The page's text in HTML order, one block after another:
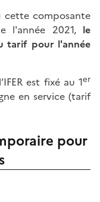
composante
l'année 2021, le
tarif pour l'année
est fixé au 1er
en service (tarif
pour